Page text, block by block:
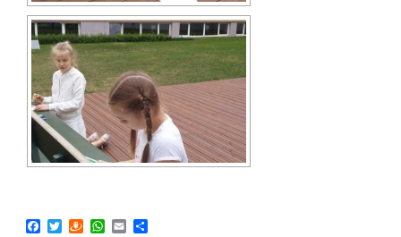
Facebook
TwitterDraugiem
WhatsApp
Email